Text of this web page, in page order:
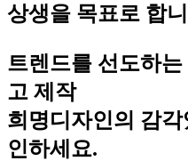
상생을 목표로 합
트렌드를 선도하는
고 제작
희명디자인의 감
인하세요.